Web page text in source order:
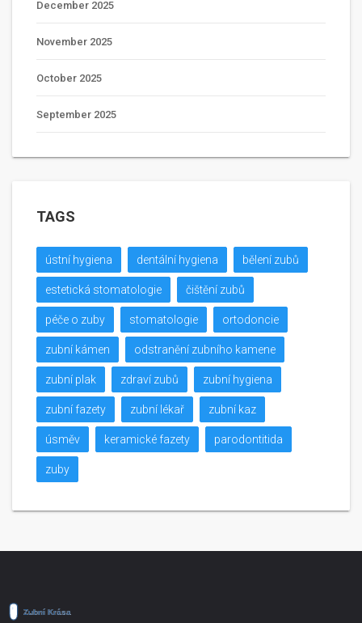
December 2025
November 2025
October 2025
September 2025
TAGS
ústní hygiena dentální hygiena bělení zubů
estetická stomatologie čištění zubů
péče o zuby stomatologie ortodoncie
zubní kámen odstranění zubního kamene
zubní plak zdraví zubů zubní hygiena
zubní fazety zubní lékař zubní kaz
úsměv keramické fazety parodontitida
zuby